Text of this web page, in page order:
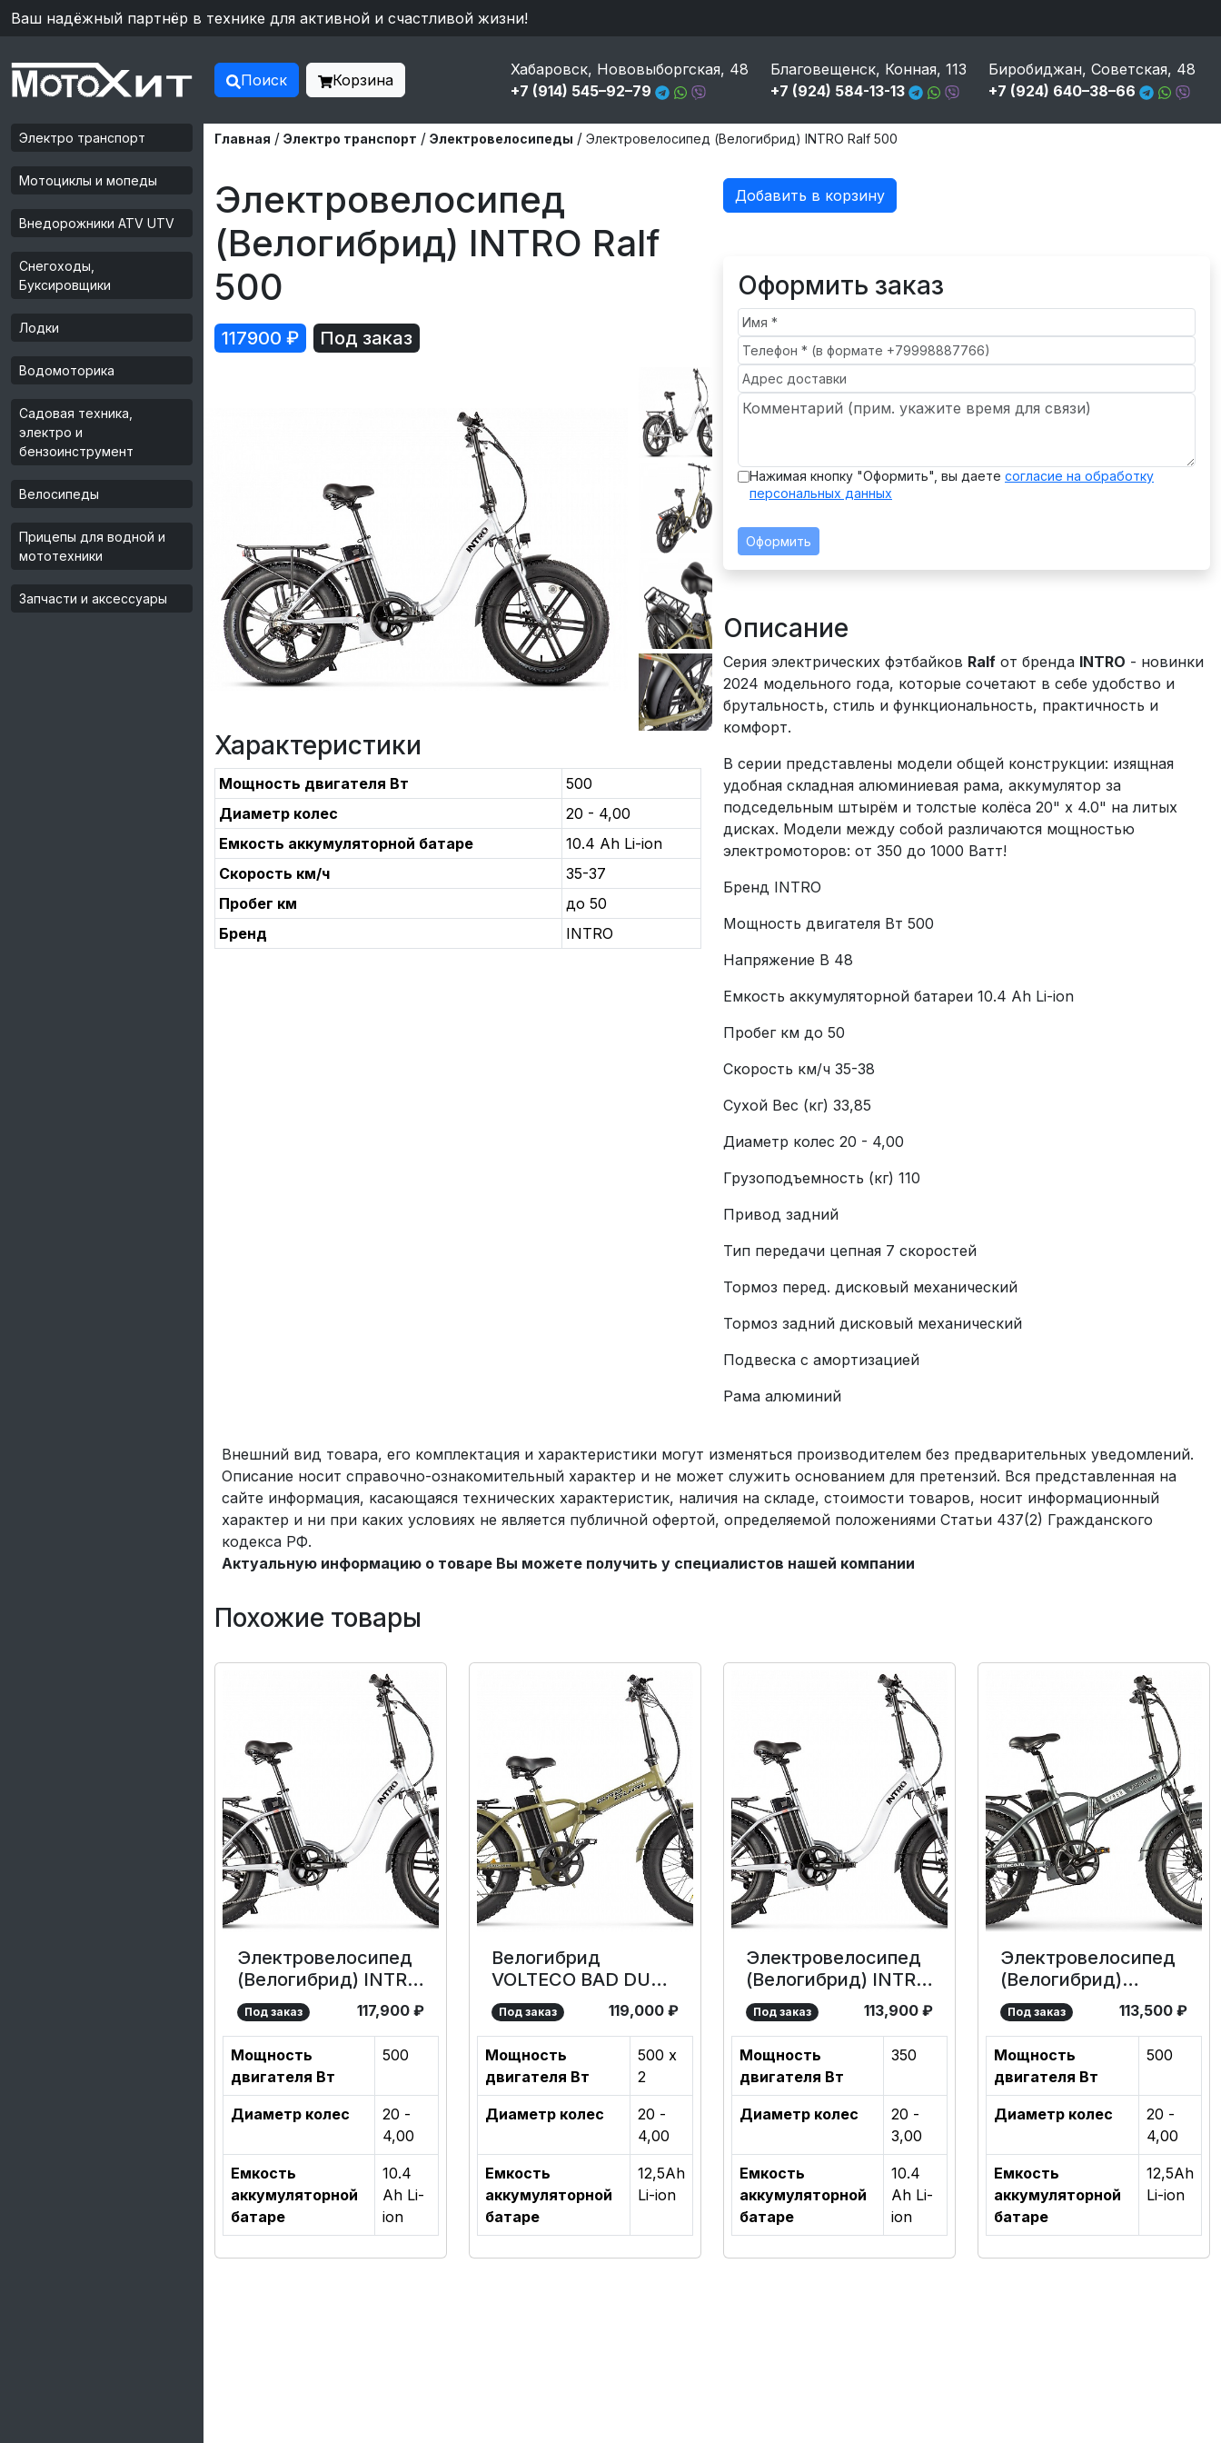
Ваш надёжный партнёр в технике для активной и счастливой жизни!
Поиск Корзина
Хабаровск, Нововыборгская, 48
+7 (914) 545–92–79
Благовещенск, Конная, 113
+7 (924) 584-13-13
Биробиджан, Советская, 48
+7 (924) 640–38–66
Электро транспорт
Мотоциклы и мопеды
Внедорожники ATV UTV
Снегоходы,
Буксировщики
Лодки
Водомоторика
Садовая техника,
электро и
бензоинструмент
Велосипеды
Прицепы для водной и
мототехники
Запчасти и аксессуары
Главная / Электро транспорт / Электровелосипеды / Электровелосипед (Велогибрид) INTRO Ralf 500
Электровелосипед
(Велогибрид) INTRO Ralf
500
117900 ₽ Под заказ
Характеристики
Мощность двигателя Вт
500
Диаметр колес
20 - 4,00
Емкость аккумуляторной батаре
10.4 Ah Li-ion
Скорость км/ч
35-37
Пробег км
до 50
Бренд
INTRO
Добавить в корзину
Оформить заказ
Нажимая кнопку "Оформить", вы даете согласие на обработку
персональных данных
Оформить
Описание
Серия электрических фэтбайков Ralf от бренда INTRO - новинки
2024 модельного года, которые сочетают в себе удобство и
брутальность, стиль и функциональность, практичность и
комфорт.
В серии представлены модели общей конструкции: изящная
удобная складная алюминиевая рама, аккумулятор за
подседельным штырём и толстые колёса 20" х 4.0" на литых
дисках. Модели между собой различаются мощностью
электромоторов: от 350 до 1000 Ватт!
Бренд INTRO
Мощность двигателя Вт 500
Напряжение В 48
Емкость аккумуляторной батареи 10.4 Ah Li-ion
Пробег км до 50
Скорость км/ч 35-38
Сухой Вес (кг) 33,85
Диаметр колес 20 - 4,00
Грузоподъемность (кг) 110
Привод задний
Тип передачи цепная 7 скоростей
Тормоз перед. дисковый механический
Тормоз задний дисковый механический
Подвеска с амортизацией
Рама алюминий
Внешний вид товара, его комплектация и характеристики могут изменяться производителем без предварительных уведомлений.
Описание носит справочно-ознакомительный характер и не может служить основанием для претензий. Вся представленная на
сайте информация, касающаяся технических характеристик, наличия на складе, стоимости товаров, носит информационный
характер и ни при каких условиях не является публичной офертой, определяемой положениями Статьи 437(2) Гражданского
кодекса РФ.
Актуальную информацию о товаре Вы можете получить у специалистов нашей компании
Похожие товары
Электровелосипед
(Велогибрид) INTRO
Ralf 500
Под заказ 117,900 ₽
Мощность
двигателя Вт
500
Диаметр колес
20 -
4,00
Емкость
аккумуляторной
батаре
10.4
Ah Li-
ion
Велогибрид
VOLTECO BAD DUAL
NEW
Под заказ 119,000 ₽
Мощность
двигателя Вт
500 x
2
Диаметр колес
20 -
4,00
Емкость
аккумуляторной
батаре
12,5Аh
Li-ion
Электровелосипед
(Велогибрид) INTRO
Ralf 350
Под заказ 113,900 ₽
Мощность
двигателя Вт
350
Диаметр колес
20 -
3,00
Емкость
аккумуляторной
батаре
10.4
Ah Li-
ion
Электровелосипед
(Велогибрид)
VOLTECO CYBER
Под заказ 113,500 ₽
Мощность
двигателя Вт
500
Диаметр колес
20 -
4,00
Емкость
аккумуляторной
батаре
12,5Аh
Li-ion